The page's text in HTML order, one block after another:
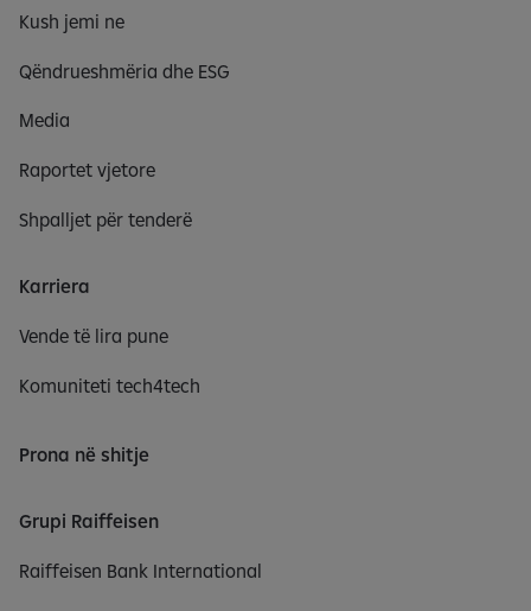
Kush jemi ne
Qëndrueshmëria dhe ESG
Media
Raportet vjetore
Shpalljet për tenderë
Karriera
Vende të lira pune
Komuniteti tech4tech
Prona në shitje
Grupi Raiffeisen
Raiffeisen Bank International